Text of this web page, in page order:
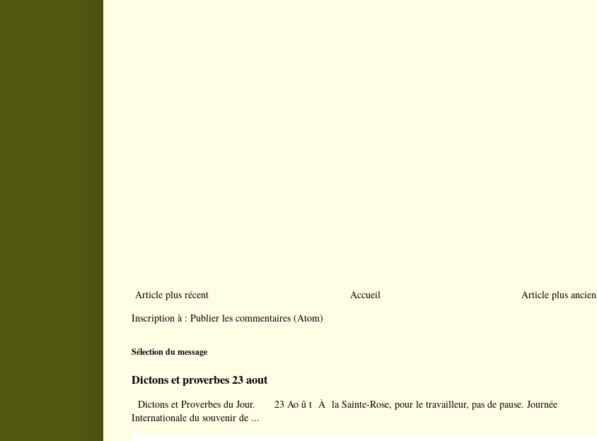
Article plus récent Article plus ancien
Accueil
Inscription à : Publier les commentaires (Atom)
Sélection du message
Dictons et proverbes 23 aout
Dictons et Proverbes du Jour. 23 Ao û t À la Sainte-Rose, pour le travailleur, pas de pause. Journée
Internationale du souvenir de ...